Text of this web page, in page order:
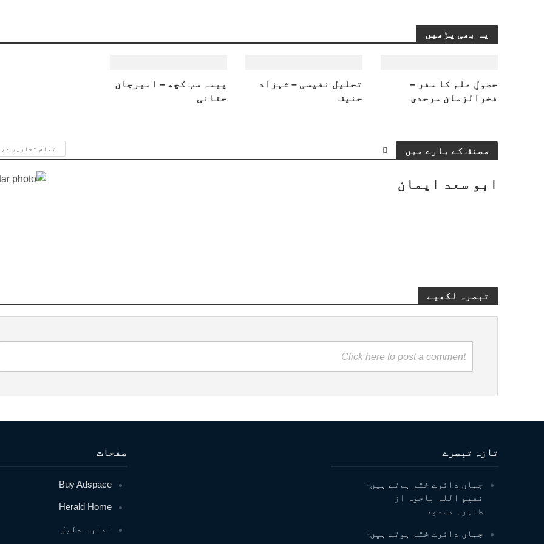
یہ بھی پڑھیں
حصولِ علم کا سفر –
فخرالزمان سرحدی
تحلیل نفیسی – شہزاد
حنیف
پیسہ سب کچھ – امیرجان
حقانی
مصنف کے بارے میں تمام تحاریر
ابو سعد ایمان
تبصرہ لکھیے
Click here to post a comment
صفحات
Buy Adspace
Herald Home
ادارہ دلیل
تازہ تبصرے
جہاں دائرے ختم ہوتے ہیں-
نعیم اللہ باجوہ
از
طاہرہ مسعود
جہاں دائرے ختم ہوتے ہیں-